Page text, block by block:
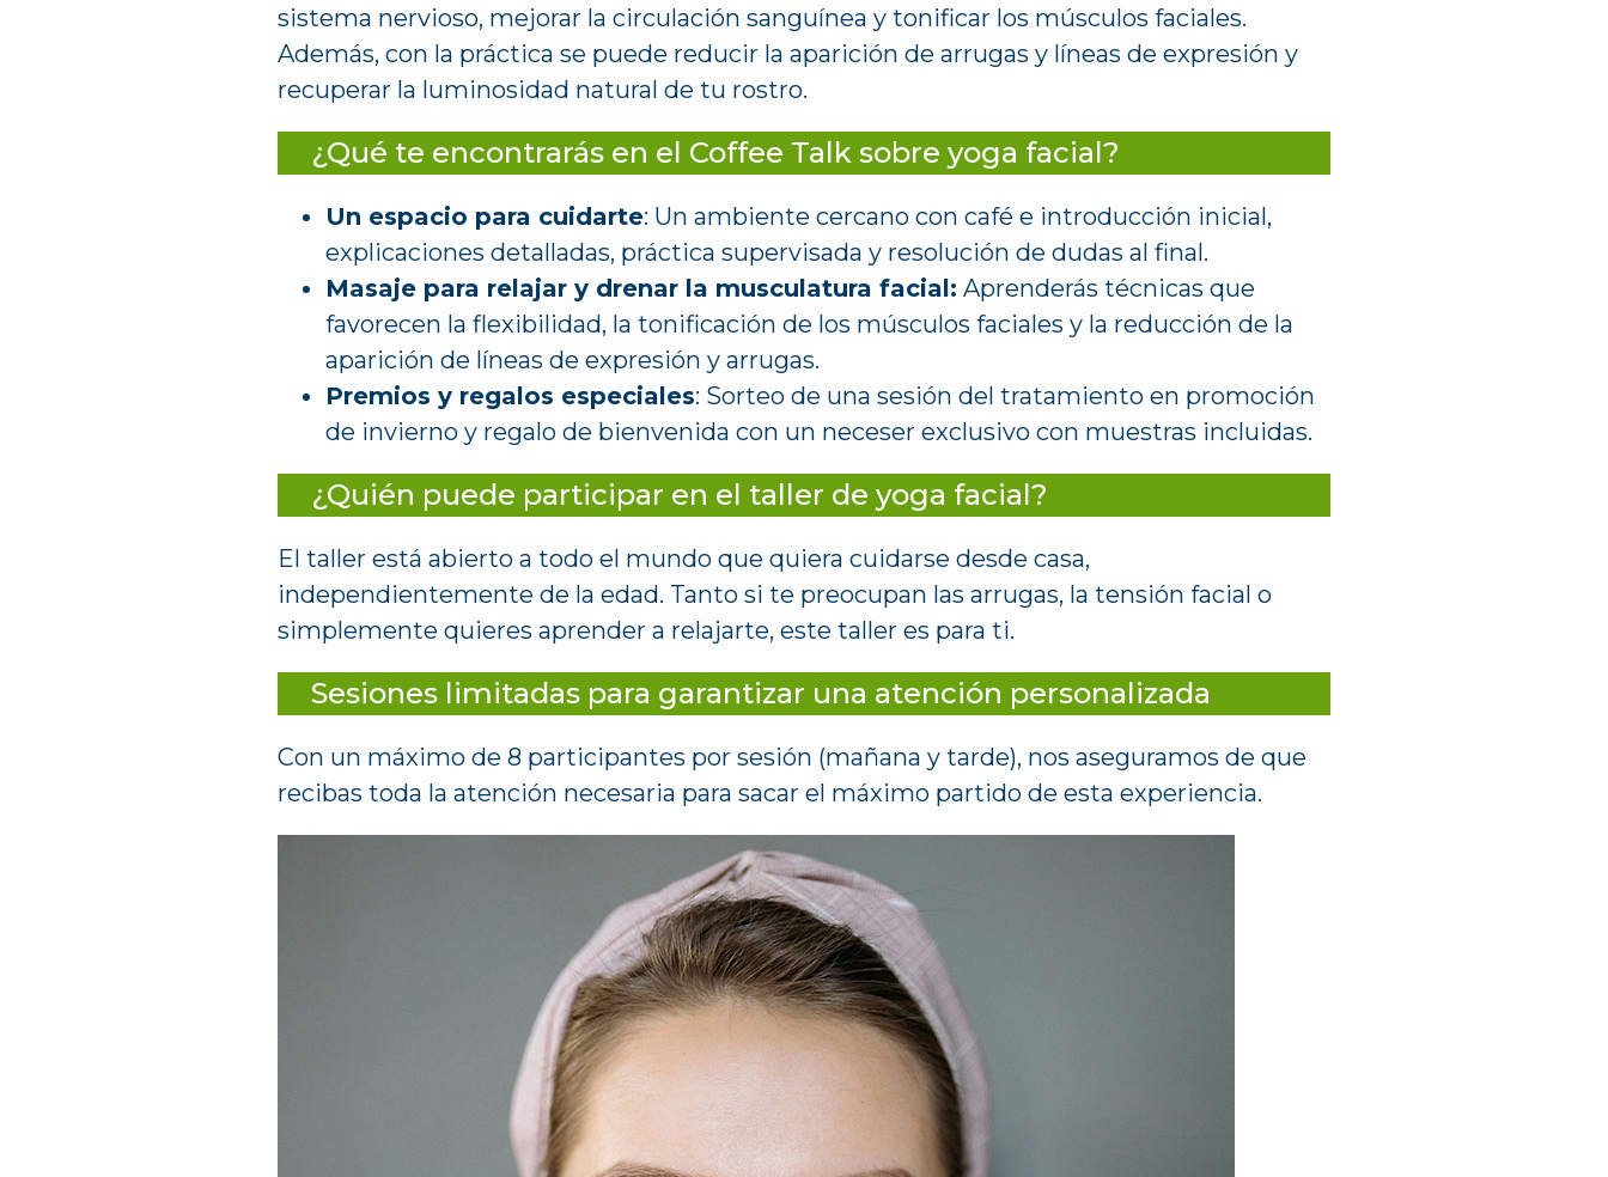
sistema nervioso, mejorar la circulación sanguínea y tonificar los músculos faciales.
Además, con la práctica se puede reducir la aparición de arrugas y líneas de expresión y
recuperar la luminosidad natural de tu rostro.
¿Qué te encontrarás en el Coffee Talk sobre yoga facial?
Un espacio para cuidarte: Un ambiente cercano con café e introducción inicial,
explicaciones detalladas, práctica supervisada y resolución de dudas al final.
Masaje para relajar y drenar la musculatura facial: Aprenderás técnicas que
favorecen la flexibilidad, la tonificación de los músculos faciales y la reducción de la
aparición de líneas de expresión y arrugas.
Premios y regalos especiales: Sorteo de una sesión del tratamiento en promoción
de invierno y regalo de bienvenida con un neceser exclusivo con muestras incluidas.
¿Quién puede participar en el taller de yoga facial?
El taller está abierto a todo el mundo que quiera cuidarse desde casa,
independientemente de la edad. Tanto si te preocupan las arrugas, la tensión facial o
simplemente quieres aprender a relajarte, este taller es para ti.
Sesiones limitadas para garantizar una atención personalizada
Con un máximo de 8 participantes por sesión (mañana y tarde), nos aseguramos de que
recibas toda la atención necesaria para sacar el máximo partido de esta experiencia.